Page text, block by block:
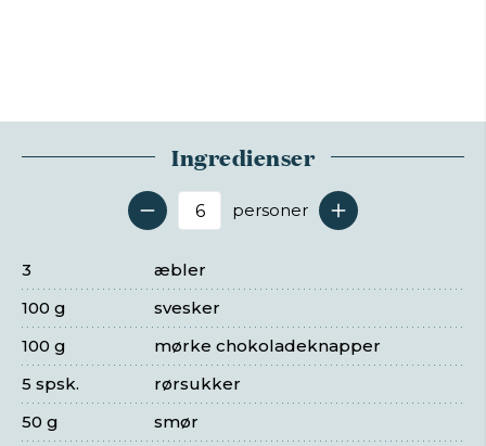
Ingredienser
Antal serveringer
personer
æbler
3
svesker
100 g
mørke chokoladeknapper
100 g
rørsukker
5 spsk.
smør
50 g